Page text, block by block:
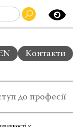
Контакти
до професії